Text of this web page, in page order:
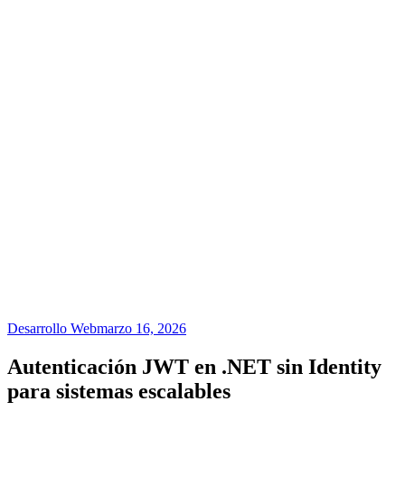
Desarrollo Webmarzo 16, 2026
Autenticación JWT en .NET sin Identity
para sistemas escalables